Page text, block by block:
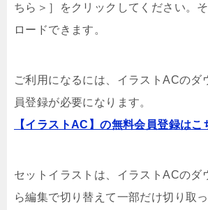
ちら＞］をクリックしてください。
ロードできます。
ご利用になるには、イラストACのダ
員登録が必要になります。
【イラストAC】の無料会員登録はこ
セットイラストは、イラストACのダ
ら編集で切り替えて一部だけ切り取